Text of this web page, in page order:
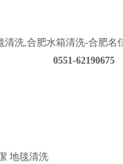
洗,合肥水箱清洗-合肥名
0551-62190675
地毯清洗